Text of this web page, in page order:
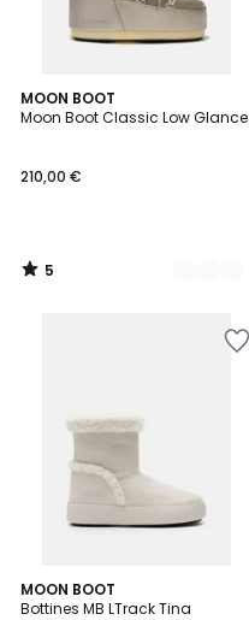
MOON BOOT
Moon Boot Classic Low Glance
€.
210,00 €
5
/
2
Couleurs
5
/
MOON BOOT
Bottines MB LTrack Tina